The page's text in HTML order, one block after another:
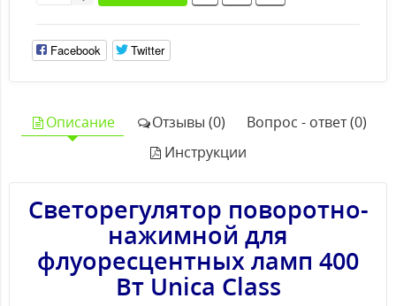
Facebook Twitter
Описание Отзывы (0)
Вопрос - ответ (0)
Инструкции
Светорегулятор поворотно-
нажимной для
флуоресцентных ламп 400
Вт Unica Class